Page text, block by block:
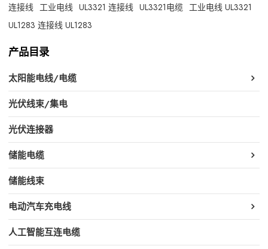
连接线 工业电线 UL3321 连接线 UL3321电缆 工业电线 UL3321
UL1283 连接线 UL1283
产品目录
太阳能电线/电缆
光伏线束/集电
光伏连接器
储能电缆
储能线束
电动汽车充电线
人工智能互连电缆